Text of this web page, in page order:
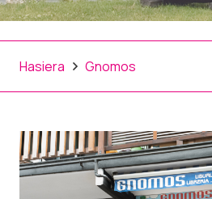
Hasiera Gnomos